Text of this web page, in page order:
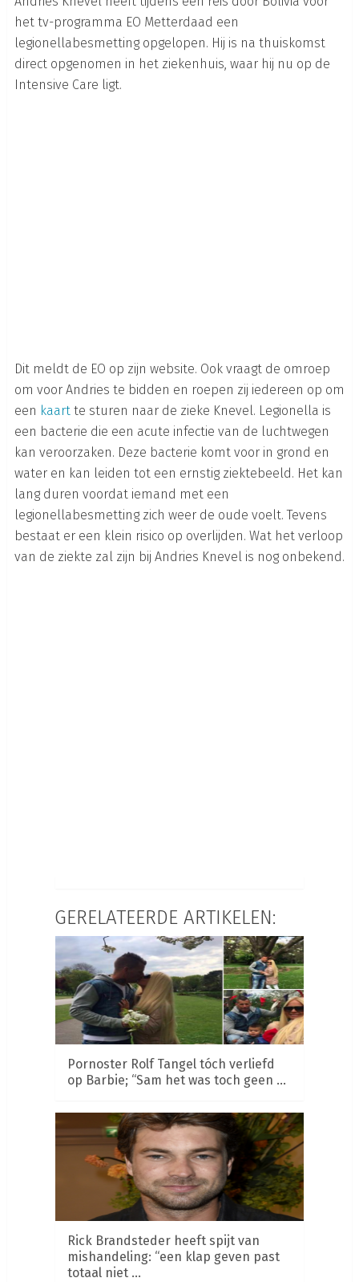
het tv-programma EO Metterdaad een
legionellabesmetting opgelopen. Hij is na thuiskomst
direct opgenomen in het ziekenhuis, waar hij nu op de
Intensive Care ligt.
Dit meldt de EO op zijn website. Ook vraagt de omroep
om voor Andries te bidden en roepen zij iedereen op om
een kaartte sturen naar de zieke Knevel. Legionella is
een bacterie die een acute infectie van de luchtwegen
kan veroorzaken. Deze bacterie komt voor in grond en
water en kan leiden tot een ernstig ziektebeeld. Het kan
lang duren voordat iemand met een
legionellabesmetting zich weer de oude voelt. Tevens
bestaat er een klein risico op overlijden. Wat het verloop
van de ziekte zal zijn bij Andries Knevel is nog onbekend.
GERELATEERDE ARTIKELEN:
Pornoster Rolf Tangel tóch verliefd
op Barbie; “Sam het was toch geen …
Rick Brandsteder heeft spijt van
mishandeling: “een klap geven past
totaal niet …